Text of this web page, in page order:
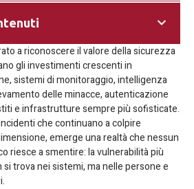
a riconoscere il valore della sicurezza
gli investimenti crescenti in
sistemi di monitoraggio, intelligenza
delle minacce, autenticazione
e infrastrutture sempre più sofisticate.
che continuano a colpire
emerge una realtà che nessun
riesce a smentire: la vulnerabilità più
trova nei sistemi, ma nelle persone e